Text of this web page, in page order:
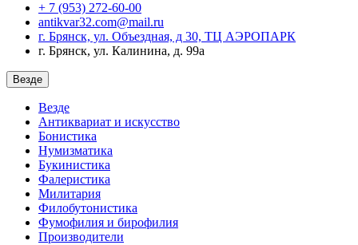
+ 7 (953) 272-60-00
antikvar32.com@mail.ru
г. Брянск, ул. Объездная, д 30, ТЦ АЭРОПАРК
г. Брянск, ул. Калинина, д. 99а
Везде
Везде
Антиквариат и искусство
Бонистика
Нумизматика
Букинистика
Фалеристика
Милитария
Филобутонистика
Фумофилия и бирофилия
Производители